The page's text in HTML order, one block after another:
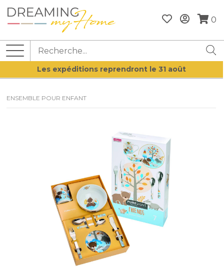
0
Les expéditions reprendront le 31 août
ENSEMBLE POUR ENFANT